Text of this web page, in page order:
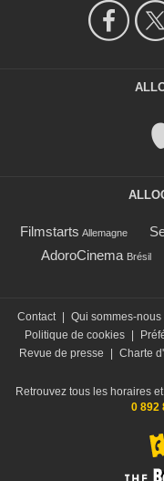
Filmstarts Allemagne
AdoroCinema Brésil
Contact Qui sommes-nous
Politique de cookies
Revue de presse
Charte
Retrouvez tous les horaires
0 892